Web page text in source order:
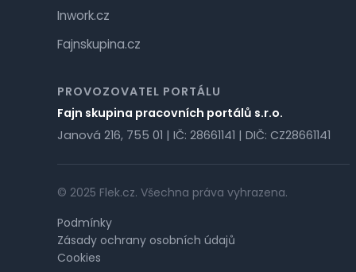
Inwork.cz
Fajnskupina.cz
PROVOZOVATEL PORTÁLU
Fajn skupina pracovních portálů s.r.o.
Janová 216, 755 01 | IČ: 28661141 | DIČ: CZ28661141
© 2025 Flek.cz. Všechna práva vyhrazena.
Podmínky
Zásady ochrany osobních údajů
Cookies